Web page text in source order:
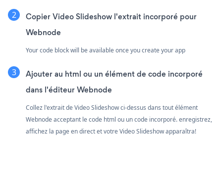
Copier Video Slideshow l'extrait incorporé pour
Webnode
Your code block will be available once you create your app
Ajouter au html ou un élément de code incorporé
dans l'éditeur Webnode
Collez l'extrait de Video Slideshow ci-dessus dans tout élément
Webnode acceptant le code html ou un code incorporé. enregistrez,
affichez la page en direct et votre Video Slideshow apparaîtra!